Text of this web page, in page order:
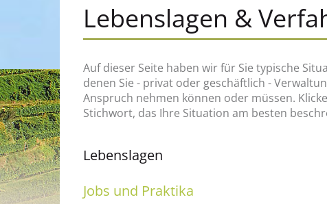
Lebenslagen &
Auf dieser Seite haben wir für Sie typische
denen Sie - privat oder geschäftlich -
Anspruch nehmen können oder müssen.
Stichwort, das Ihre Situation am besten
zum Beispiel, an wen Sie sich wenden
welche Rechte und Pflichten Sie haben, welche
Lebenslagen
Jobs und Praktika